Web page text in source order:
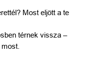
Most eljött a te
térnek vissza –